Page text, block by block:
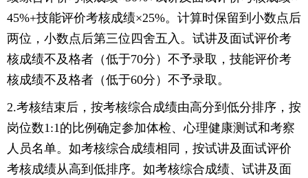
45%+技能评价考核成绩×25%。计算时保留到小数点后
两位，小数点后第三位四舍五入。试讲及面试评价考
核成绩不及格者（低于70分）不予录取，技能评价考
核成绩不及格者（低于60分）不予录取。
2.考核结束后，按考核综合成绩由高分到低分排序，按
岗位数1:1的比例确定参加体检、心理健康测试和考察
人员名单。如考核综合成绩相同，按试讲及面试评价
考核成绩从高到低排序。如考核综合成绩、试讲及面